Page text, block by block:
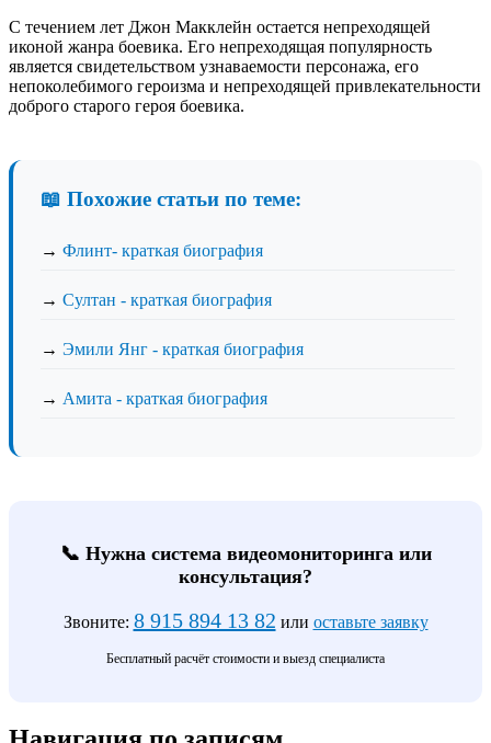
С течением лет Джон Макклейн остается непреходящей
иконой жанра боевика. Его непреходящая популярность
является свидетельством узнаваемости персонажа, его
непоколебимого героизма и непреходящей привлекательности
доброго старого героя боевика.
📖 Похожие статьи по теме:
→ Флинт- краткая биография
→ Султан - краткая биография
→ Эмили Янг - краткая биография
→ Амита - краткая биография
📞 Нужна система видеомониторинга или
консультация?
Звоните: 8 915 894 13 82 или оставьте заявку
Бесплатный расчёт стоимости и выезд специалиста